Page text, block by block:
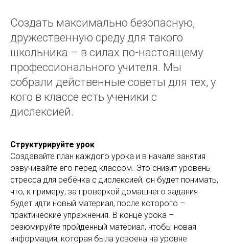
Создать максимально безопасную,
дружественную среду для такого
школьника – в силах по-настоящему
профессионального учителя. Мы
собрали действенные советы для тех, у
кого в классе есть ученики с
дислексией.
Структурируйте урок
Создавайте план каждого урока и в начале занятия
озвучивайте его перед классом. Это снизит уровень
стресса для ребёнка с дислексией; он будет понимать,
что, к примеру, за проверкой домашнего задания
будет идти новый материал, после которого –
практические упражнения. В конце урока –
резюмируйте пройденный материал, чтобы новая
информация, которая была усвоена на уровне